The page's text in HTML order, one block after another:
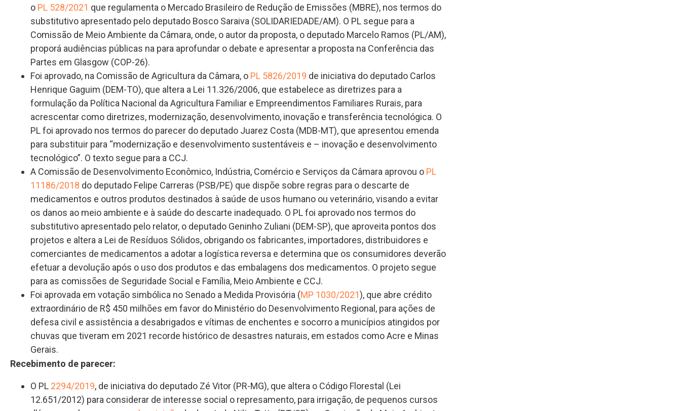
o PL 528/2021 que regulamenta o Mercado Brasileiro de Redução de Emissões (MBRE), nos termos do
substitutivo apresentado pelo deputado Bosco Saraiva (SOLIDARIEDADE/AM). O PL segue para a
Comissão de Meio Ambiente da Câmara, onde, o autor da proposta, o deputado Marcelo Ramos (PL/AM),
proporá audiências públicas na para aprofundar o debate e apresentar a proposta na Conferência das
Partes em Glasgow (COP-26).
Foi aprovado, na Comissão de Agricultura da Câmara, o PL 5826/2019 de iniciativa do deputado Carlos
Henrique Gaguim (DEM-TO), que altera a Lei 11.326/2006, que estabelece as diretrizes para a
formulação da Política Nacional da Agricultura Familiar e Empreendimentos Familiares Rurais, para
acrescentar como diretrizes, modernização, desenvolvimento, inovação e transferência tecnológica. O
PL foi aprovado nos termos do parecer do deputado Juarez Costa (MDB-MT), que apresentou emenda
para substituir para “modernização e desenvolvimento sustentáveis e – inovação e desenvolvimento
tecnológico”. O texto segue para a CCJ.
A Comissão de Desenvolvimento Econômico, Indústria, Comércio e Serviços da Câmara aprovou o PL
11186/2018 do deputado Felipe Carreras (PSB/PE) que dispõe sobre regras para o descarte de
medicamentos e outros produtos destinados à saúde de usos humano ou veterinário, visando a evitar
os danos ao meio ambiente e à saúde do descarte inadequado. O PL foi aprovado nos termos do
substitutivo apresentado pelo relator, o deputado Geninho Zuliani (DEM-SP), que aproveita pontos dos
projetos e altera a Lei de Resíduos Sólidos, obrigando os fabricantes, importadores, distribuidores e
comerciantes de medicamentos a adotar a logística reversa e determina que os consumidores deverão
efetuar a devolução após o uso dos produtos e das embalagens dos medicamentos. O projeto segue
para as comissões de Seguridade Social e Família, Meio Ambiente e CCJ.
Foi aprovada em votação simbólica no Senado a Medida Provisória (MP 1030/2021), que abre crédito
extraordinário de R$ 450 milhões em favor do Ministério do Desenvolvimento Regional, para ações de
defesa civil e assistência a desabrigados e vítimas de enchentes e socorro a municípios atingidos por
chuvas que tiveram em 2021 recorde histórico de desastres naturais, em estados como Acre e Minas
Gerais.
Recebimento de parecer:
O PL 2294/2019, de iniciativa do deputado Zé Vitor (PR-MG), que altera o Código Florestal (Lei
12.651/2012) para considerar de interesse social o represamento, para irrigação, de pequenos cursos